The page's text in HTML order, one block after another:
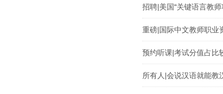
招聘|美国“关键语言教
重磅|国际中文教师职业
预约听课|考试分值占比
所有人|会说汉语就能教